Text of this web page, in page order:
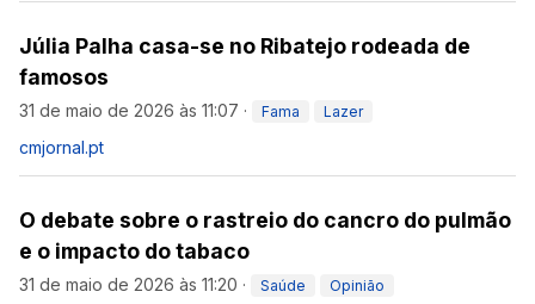
Júlia Palha casa-se no Ribatejo rodeada de
famosos
31 de maio de 2026 às 11:07 · Fama Lazer
cmjornal.pt
O debate sobre o rastreio do cancro do pulmão
e o impacto do tabaco
31 de maio de 2026 às 11:20 · Saúde Opinião